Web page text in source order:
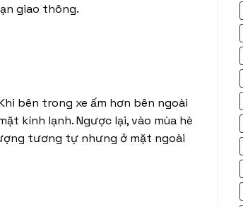
giao thông.
bên trong xe ấm hơn bên ngoài
kính lạnh. Ngược lại, vào mùa hè
tương tự nhưng ở mặt ngoài